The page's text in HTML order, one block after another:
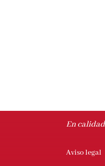
En
Aviso legal